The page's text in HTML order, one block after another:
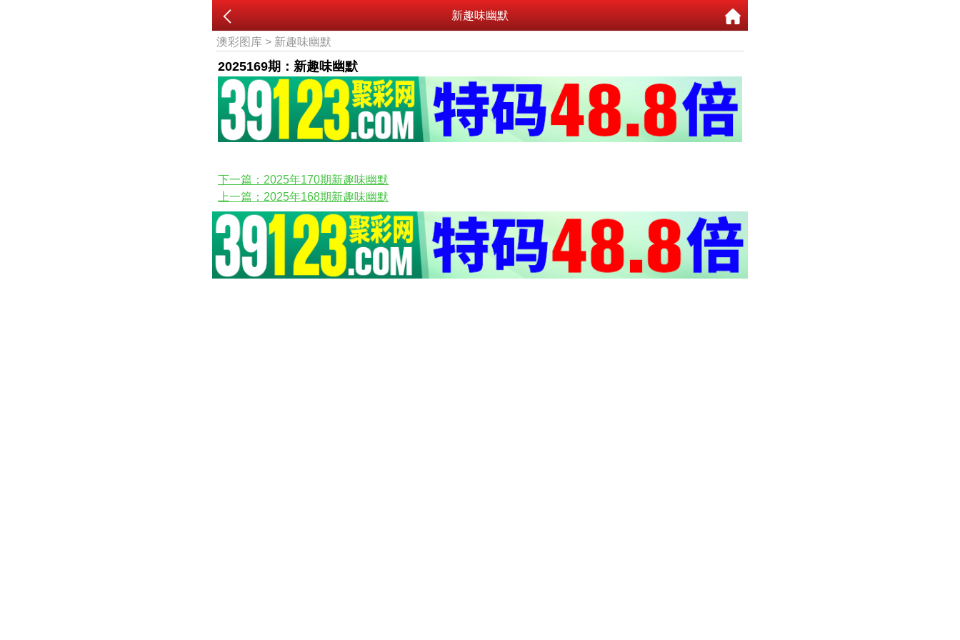
新趣味幽默
澳彩图库 > 新趣味幽默
2025169期：新趣味幽默
下一篇：2025年170期新趣味幽默
上一篇：2025年168期新趣味幽默